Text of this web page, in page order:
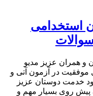
استخدامی
و همران عزیز مدیو
در آزمون آتی و
خدمت دوستان عزیز
روی بسیار مهم و